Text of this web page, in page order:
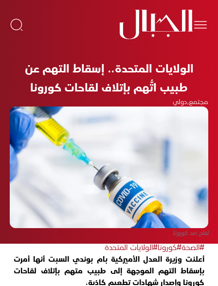
الولايات المتحدة.. إسقاط التهم عن
طبيب اتُّهم بإتلاف لقاحات كورونا
مجتمع،دولي
لقاح ضد كورونا
#الصحة#كورونا#الولايات المتحدة
أعلنت وزيرة العدل الأميركية بام بوندي السبت أنها أمرت
بإسقاط التهم الموجهة إلى طبيب متهم بإتلاف لقاحات
كورونا وإصدار شهادات تطعيم كاذبة.